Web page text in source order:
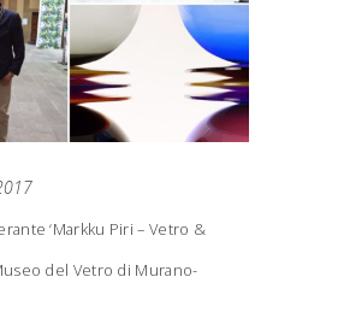
‘Markku Piri – Vetro &
del Vetro di Murano-